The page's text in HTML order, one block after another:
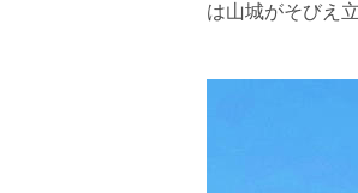
は山城がそびえ